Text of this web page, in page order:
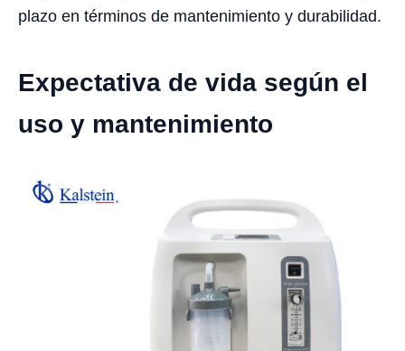
plazo en términos de mantenimiento y durabilidad.
Expectativa de vida según el
uso y mantenimiento